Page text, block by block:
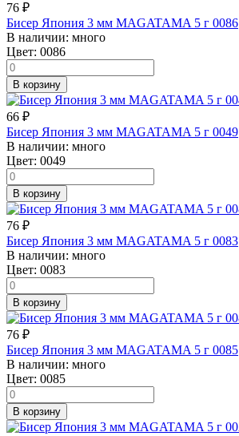
76 ₽
Бисер Япония 3 мм MAGATAMA 5 г 0086
В наличии: много
Цвет: 0086
В корзину
66 ₽
Бисер Япония 3 мм MAGATAMA 5 г 0049
В наличии: много
Цвет: 0049
В корзину
76 ₽
Бисер Япония 3 мм MAGATAMA 5 г 0083
В наличии: много
Цвет: 0083
В корзину
76 ₽
Бисер Япония 3 мм MAGATAMA 5 г 0085
В наличии: много
Цвет: 0085
В корзину